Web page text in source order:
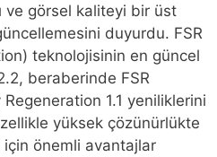
ve görsel kaliteyi bir üst
duyurdu. FSR
teknolojisinin en güncel
beraberinde FSR
1.1 yeniliklerini
yüksek çözünürlükte
için önemli avantajlar